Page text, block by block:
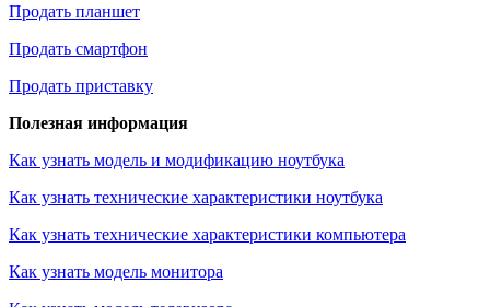
Продать планшет
Продать смартфон
Продать приставку
Полезная информация
Как узнать модель и модификацию ноутбука
Как узнать технические характеристики ноутбука
Как узнать технические характеристики компьютера
Как узнать модель монитора